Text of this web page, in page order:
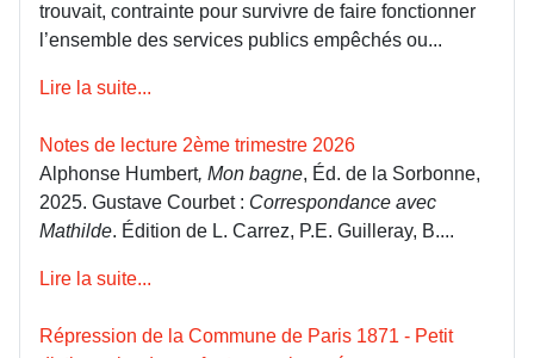
trouvait, contrainte pour survivre de faire fonctionner
l’ensemble des services publics empêchés ou...
Lire la suite...
Notes de lecture 2ème trimestre 2026
Alphonse Humbert, Mon bagne, Éd. de la Sorbonne,
2025. Gustave Courbet : Correspondance avec
Mathilde. Édition de L. Carrez, P.E. Guilleray, B....
Lire la suite...
Répression de la Commune de Paris 1871 - Petit